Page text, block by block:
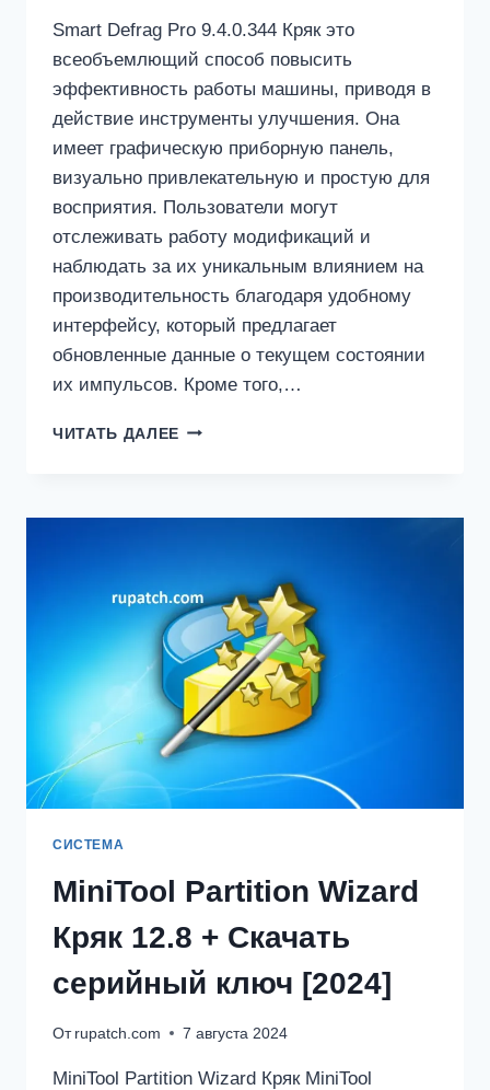
Smart Defrag Pro 9.4.0.344 Кряк это
всеобъемлющий способ повысить
эффективность работы машины, приводя в
действие инструменты улучшения. Она
имеет графическую приборную панель,
визуально привлекательную и простую для
восприятия. Пользователи могут
отслеживать работу модификаций и
наблюдать за их уникальным влиянием на
производительность благодаря удобному
интерфейсу, который предлагает
обновленные данные о текущем состоянии
их импульсов. Кроме того,…
ЧИТАТЬ ДАЛЕЕ IOBIT
9.4.0.344
ЛИЦЕНЗИОННЫМ
КЛЮЧОМ
[2024]
СИСТЕМА
MiniTool Partition Wizard
Кряк 12.8 + Скачать
серийный ключ [2024]
От rupatch.com 7 августа 2024
MiniTool Partition Wizard Кряк MiniTool